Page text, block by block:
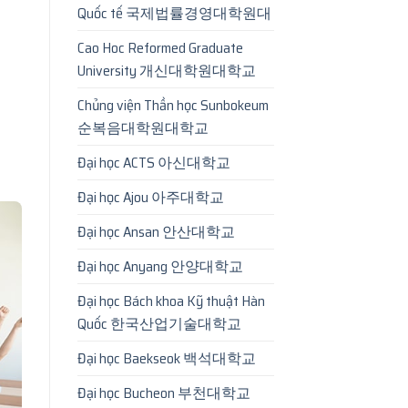
Quốc tế 국제법률경영대학원대
Cao Hoc Reformed Graduate
University 개신대학원대학교
Chủng viện Thần học Sunbokeum
순복음대학원대학교
Đại học ACTS 아신대학교
Đại học Ajou 아주대학교
Đại học Ansan 안산대학교
Đại học Anyang 안양대학교
Đại học Bách khoa Kỹ thuật Hàn
Quốc 한국산업기술대학교
Đại học Baekseok 백석대학교
Đại học Bucheon 부천대학교